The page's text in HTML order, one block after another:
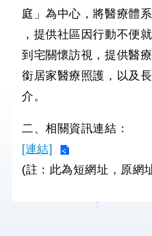
訊
畫
推
洪
計
畫
庭」為中心，將醫療體
，提供社區因行動不便
到宅關懷訪視，提供醫
銜居家醫療照護，以及
介。
二、相關資訊連結：
[連結]
(註：此為短網址，原網